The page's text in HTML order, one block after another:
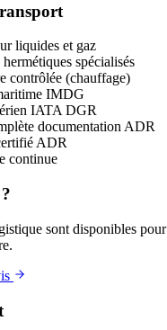
liquides et gaz
spécialisés
contrôlée (chauffage)
IMDG
IATA DGR
documentation ADR
ADR
continue
sont disponibles